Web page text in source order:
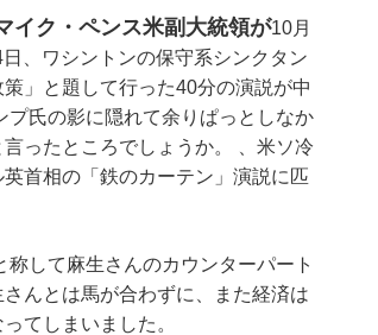
イク・ペンス米副大統領が10月
日、ワシントンの保守系シンクタン
」と題して行った40分の演説が中
プ氏の影に隠れて余りぱっとしなか
ったところでしょうか。 、米ソ冷
首相の「鉄のカーテン」演説に匹
称して麻生さんのカウンターパート
んとは馬が合わずに、また経済は
てしまいました。